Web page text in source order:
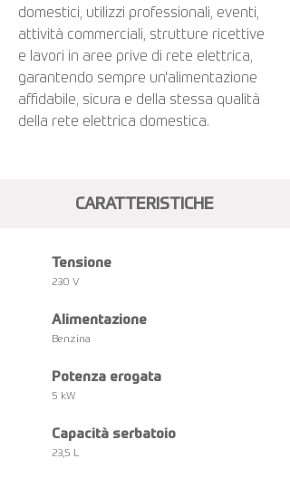
domestici, utilizzi professionali, eventi,
attività commerciali, strutture ricettive
e lavori in aree prive di rete elettrica,
garantendo sempre un'alimentazione
affidabile, sicura e della stessa qualità
della rete elettrica domestica.
CARATTERISTICHE
Tensione
230 V
Alimentazione
Benzina
Potenza erogata
5 kW
Capacità serbatoio
23,5 L